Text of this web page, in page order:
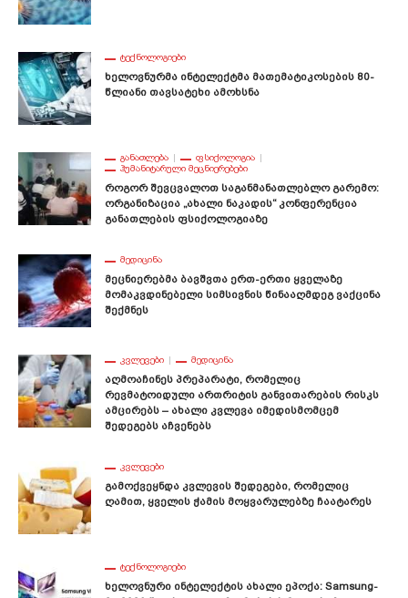
ᲢᲔᲥᲜᲝᲚᲝᲒᲘᲔᲑᲘ
Ხელოვნურმა Ინტელექტმა Მათემატიკოსების 80-
Წლიანი Თავსატეხი Ამოხსნა
ᲒᲐᲜᲐᲗᲚᲔᲑᲐ
ᲤᲡᲘᲥᲝᲚᲝᲒᲘᲐ
ᲰᲣᲛᲐᲜᲘᲢᲐᲠᲣᲚᲘ ᲛᲔᲪᲜᲘᲔᲠᲔᲑᲔᲑᲘ
Როგორ Შევცვალოთ Საგანმანათლებლო Გარემო:
Ორგანიზაცია „ახალი Ნაკადის“ Კონფერენცია
Განათლების Ფსიქოლოგიაზე
ᲛᲔᲓᲘᲪᲘᲜᲐ
Მეცნიერებმა Ბავშვთა Ერთ-Ერთი Ყველაზე
Მომაკვდინებელი Სიმსივნის Წინააღმდეგ Ვაქცინა
Შექმნეს
ᲙᲕᲚᲔᲕᲔᲑᲘ ᲛᲔᲓᲘᲪᲘᲜᲐ
Აღმოაჩინეს Პრეპარატი, Რომელიც
Რევმატოიდული Ართრიტის Განვითარების Რისკს
Ამცირებს – Ახალი Კვლევა Იმედისმომცემ
Შედეგებს Აჩვენებს
ᲙᲕᲚᲔᲕᲔᲑᲘ
Გამოქვეყნდა Კვლევის Შედეგები, Რომელიც
Ღამით, Ყველის Ჭამის Მოყვარულებზე Ჩაატარეს
ᲢᲔᲥᲜᲝᲚᲝᲒᲘᲔᲑᲘ
Ხელოვნური Ინტელექტის Ახალი Ეპოქა: Samsung-